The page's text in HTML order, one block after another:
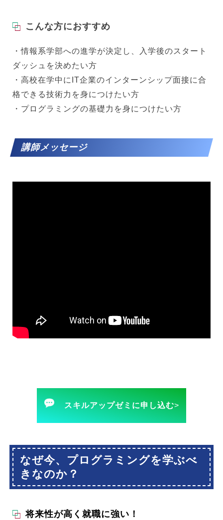
こんな方におすすめ
・情報系学部への進学が決定し、入学後のスタート
ダッシュを決めたい方
・高校在学中にIT企業のインターンシップ面接に合
格できる技術力を身につけたい方
・プログラミングの基礎力を身につけたい方
講師メッセージ
スキルアップゼミに申し込む>
なぜ今、プログラミングを学ぶべ
きなのか？
将来性が高く就職に強い！